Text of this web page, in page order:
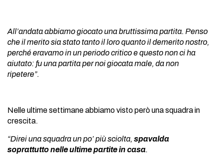
All’andata abbiamo giocato una bruttissima partita. Penso
che il merito sia stato tanto il loro quanto il demerito nostro,
perché eravamo in un periodo critico e questo non ci ha
aiutato: fu una partita per noi giocata male, da non
ripetere”.
Nelle ultime settimane abbiamo visto però una squadra in
crescita.
“Direi una squadra un po’ più sciolta, spavalda
soprattutto nelle ultime partite in casa.